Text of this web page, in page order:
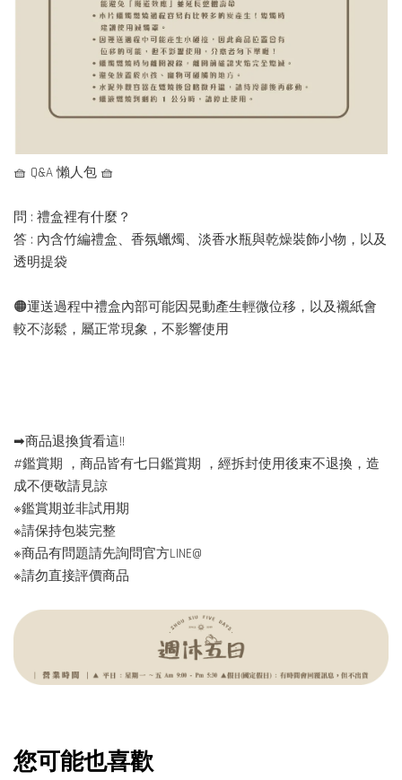
🧺 Q&A 懶人包 🧺
問 : 禮盒裡有什麼？
答 : 內含竹編禮盒、香氛蠟燭、淡香水瓶與乾燥裝飾小物，以及
透明提袋
🟠運送過程中禮盒內部可能因晃動產生輕微位移，以及襯紙會
較不澎鬆，屬正常現象，不影響使用
➡︎商品退換貨看這!!
#鑑賞期 ，商品皆有七日鑑賞期 ，經拆封使用後束不退換，造
成不便敬請見諒
※鑑賞期並非試用期
※請保持包裝完整
※商品有問題請先詢問官方LINE@
※請勿直接評價商品
您可能也喜歡